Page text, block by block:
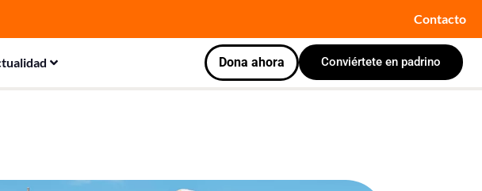
Contacto
Dona ahora Conviértete en padrino